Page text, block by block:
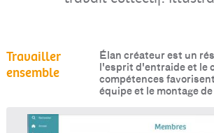
Travailler
ensemble
Élan créateur est un
l'esprit d'entraide et le
compétences
équipe et le montage